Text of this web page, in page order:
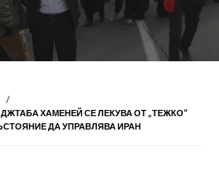
ХАМЕНЕЙ СЕ ЛЕКУВА ОТ „ТЕЖКО“
ДА УПРАВЛЯВА ИРАН